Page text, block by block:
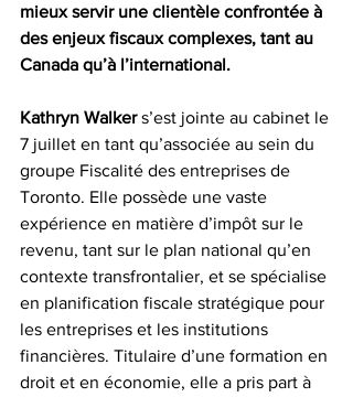
mieux servir une clientèle confrontée à
des enjeux fiscaux complexes, tant au
Canada qu’à l’international.
Kathryn Walker s’est jointe au cabinet le
7 juillet en tant qu’associée au sein du
groupe Fiscalité des entreprises de
Toronto. Elle possède une vaste
expérience en matière d’impôt sur le
revenu, tant sur le plan national qu’en
contexte transfrontalier, et se spécialise
en planification fiscale stratégique pour
les entreprises et les institutions
financières. Titulaire d’une formation en
droit et en économie, elle a pris part à